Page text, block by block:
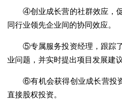
④创业成长营的社群效应，
同行业领先企业间的协同效应。
⑤专属服务投资经理，跟踪
业问题，并实时提出项目发展建
⑥有机会获得创业成长营投
直接股权投资。